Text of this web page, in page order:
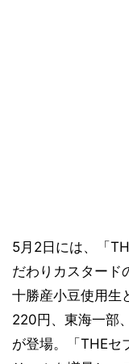
5月2日には、「
だわりカスタード
十勝産小豆使用生
220円、東海一部
が登場。「THEセ